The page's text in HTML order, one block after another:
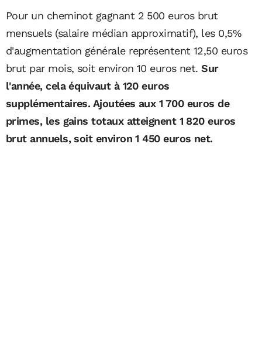
Pour un cheminot gagnant 2 500 euros brut
mensuels (salaire médian approximatif), les 0,5%
d'augmentation générale représentent 12,50 euros
brut par mois, soit environ 10 euros net.Sur
l'année, cela équivaut à 120 euros
supplémentaires. Ajoutées aux 1 700 euros de
primes, les gains totaux atteignent 1 820 euros
brut annuels, soit environ 1 450 euros net.